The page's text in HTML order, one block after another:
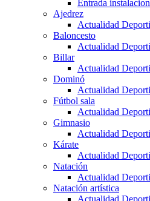
Entrada
Ajedrez
Actualidad
Baloncesto
Actualidad
Billar
Actualidad
Dominó
Actualidad
Fútbol sala
Actualidad
Gimnasio
Actualidad
Kárate
Actualidad
Natación
Actualidad
Natación artística
Actualidad